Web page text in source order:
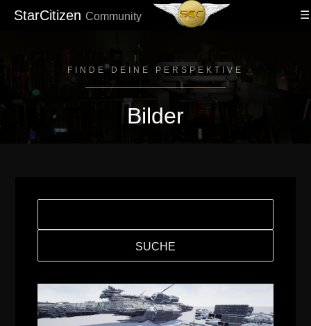
StarCitizen Community
FINDE DEINE PERSPEKTIVE
Bilder